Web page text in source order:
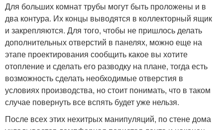
Для больших комнат трубы могут быть проложены и в
два контура. Их концы выводятся в коллекторный ящик
и закрепляются. Для того, чтобы не пришлось делать
дополнительных отверстий в панелях, можно еще на
этапе проектирования сообщить какое вы хотите
отопление и сделать его разводку на плане, тогда есть
возможность сделать необходимые отверстия в
условиях производства, но стоит понимать, что в таком
случае повернуть все вспять будет уже нельзя.
После всех этих нехитрых манипуляций, по стене дома